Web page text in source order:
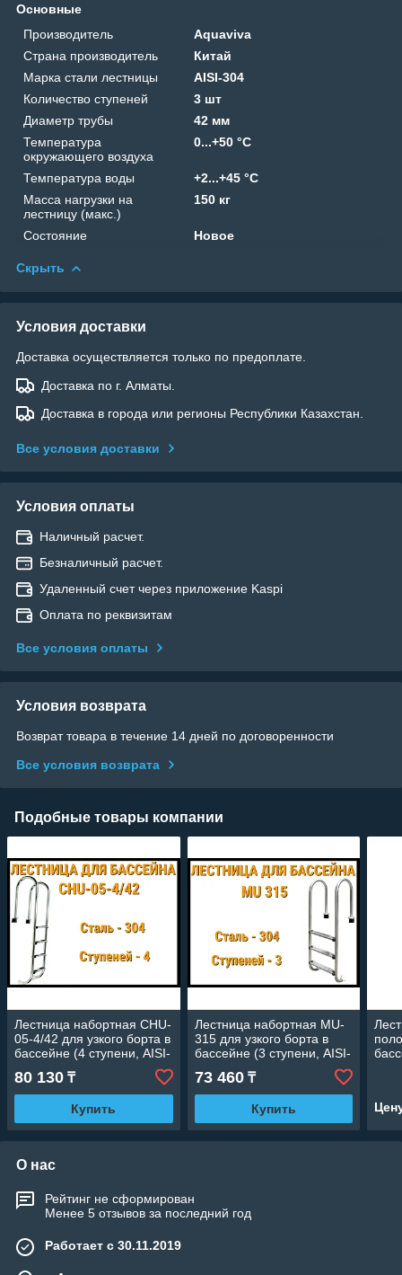
Основные
Производитель
Aquaviva
Страна производитель
Китай
Марка стали лестницы
AISI-304
Количество ступеней
3 шт
Диаметр трубы
42 мм
Температура
окружающего воздуха
0...+50 °C
Температура воды
+2...+45 °C
Масса нагрузки на
лестницу (макс.)
150 кг
Состояние Новое
Скрыть
Условия доставки
Доставка осуществляется только по предоплате.
Доставка по г. Алматы.
Доставка в города или регионы Республики Казахстан.
Все условия доставки
Условия оплаты
Наличный расчет.
Безналичный расчет.
Удаленный счет через приложение Kaspi
Оплата по реквизитам
Все условия оплаты
Условия возврата
Возврат товара в течение 14 дней по договоренности
Все условия возврата
Подобные товары компании
Лестница набортная CHU-
05-4/42 для узкого борта в
бассейне (4 ступени, AISI-
80 130 ₸
Купить
Лестница набортная MU-
315 для узкого борта в
бассейне (3 ступени, AISI-
73 460₸
Купить
О нас
Рейтинг не сформирован
Менее 5 отзывов за последний год
Работает с 30.11.2019